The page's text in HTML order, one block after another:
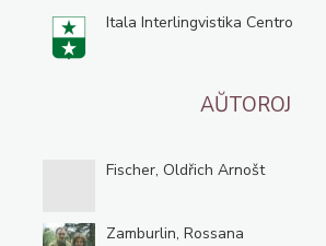
Itala Interlingvistika Centro
AŬTOROJ
Fischer, Oldřich Arnošt
Zamburlin, Rossana